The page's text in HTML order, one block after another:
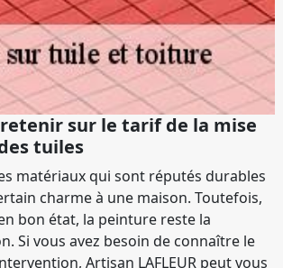
sur le tarif de la mise
tuiles
matériaux qui sont réputés durables
charme à une maison. Toutefois,
bon état, la peinture reste la
Si vous avez besoin de connaître le
Artisan LAFLEUR peut vous